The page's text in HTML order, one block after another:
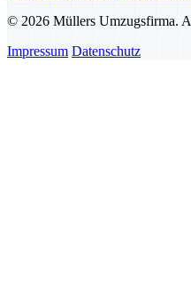
© 2026 Müllers Umzugsfirma.
Impressum Datenschutz